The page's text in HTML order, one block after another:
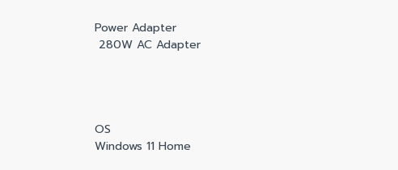
Power Adapter
280W AC Adapter
OS
Windows 11 Home